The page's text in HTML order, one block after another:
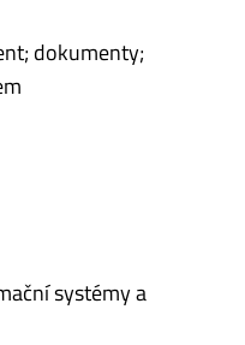
dokumenty;
systémy a